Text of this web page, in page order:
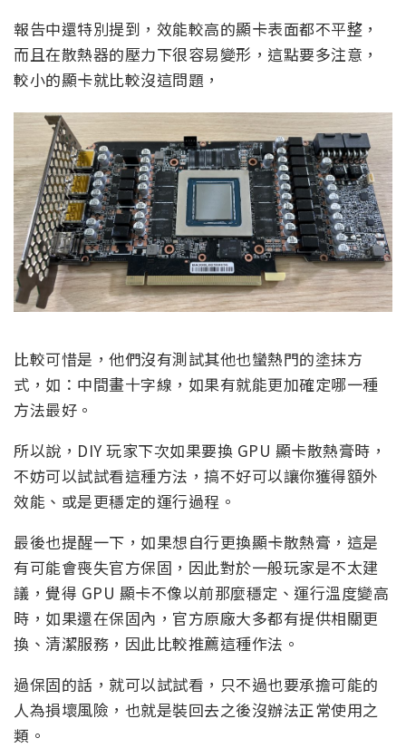
報告中還特別提到，效能較高的顯卡表面都不平整，
而且在散熱器的壓力下很容易變形，這點要多注意，
較小的顯卡就比較沒這問題，
比較可惜是，他們沒有測試其他也蠻熱門的塗抹方
式，如：中間畫十字線，如果有就能更加確定哪一種
方法最好。
所以說，DIY 玩家下次如果要換 GPU 顯卡散熱膏時，
不妨可以試試看這種方法，搞不好可以讓你獲得額外
效能、或是更穩定的運行過程。
最後也提醒一下，如果想自行更換顯卡散熱膏，這是
有可能會喪失官方保固，因此對於一般玩家是不太建
議，覺得 GPU 顯卡不像以前那麼穩定、運行溫度變高
時，如果還在保固內，官方原廠大多都有提供相關更
換、清潔服務，因此比較推薦這種作法。
過保固的話，就可以試試看，只不過也要承擔可能的
人為損壞風險，也就是裝回去之後沒辦法正常使用之
類。